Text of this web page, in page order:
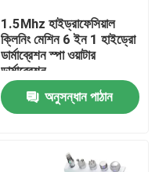
1.5Mhz হাইড্রাফেসিয়াল
ক্লিনিং মেশিন 6 ইন 1 হাইড্রো
ডার্মাব্রেশন স্পা ওয়াটার
ডার্মাব্রেশন
অনুসন্ধান পাঠান